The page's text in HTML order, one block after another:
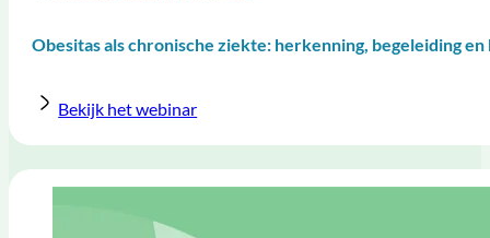
Obesitas als chronische ziekte: herkenning, begeleiding
Bekijk het webinar